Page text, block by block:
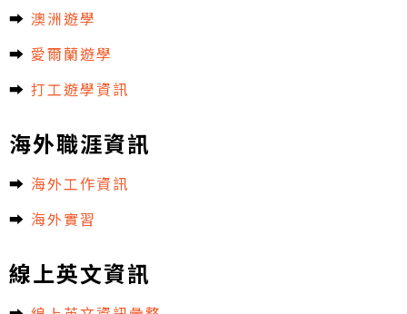
➡︎ 澳洲遊學
➡︎ 愛爾蘭遊學
➡︎ 打工遊學資訊
海外職涯資訊
➡︎ 海外工作資訊
➡︎ 海外實習
線上英文資訊